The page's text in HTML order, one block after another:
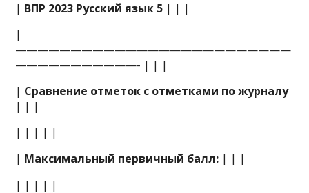
| ВПР 2023 Русский язык 5 | | |
|
—————————————————————————
———————————- | | |
| Сравнение отметок с отметками по журналу
| | |
| | | | |
| Максимальный первичный балл: | | |
| | | | |